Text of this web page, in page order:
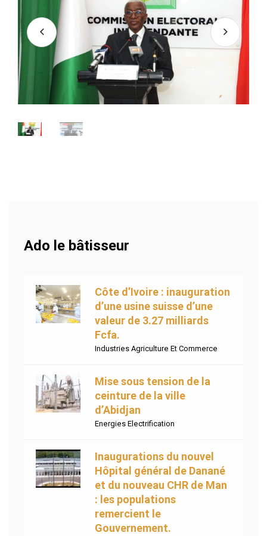
Ado le bâtisseur
Côte d’Ivoire : inauguration
d’une usine suisse d’une
valeur de 3.27 milliards
Fcfa.
Industries Agriculture Et Commerce
Mise sous tension de la
ceinture de la ville
d’Abidjan
Energies Electrification
Inaugurations du nouvel
Hôpital général de Danané
et du nouveau CHR de Man
: les populations
remercient le
Gouvernement.